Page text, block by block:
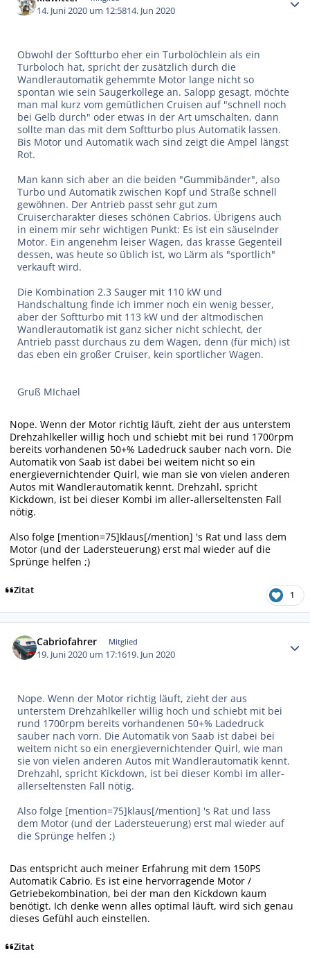
14. Juni 2020 um 12:5814. Jun 2020
Obwohl der Softturbo eher ein Turbolöchlein als ein
Turboloch hat, spricht der zusätzlich durch die
Wandlerautomatik gehemmte Motor lange nicht so
spontan wie sein Saugerkollege an. Salopp gesagt, möchte
man mal kurz vom gemütlichen Cruisen auf "schnell noch
bei Gelb durch" oder etwas in der Art umschalten, dann
sollte man das mit dem Softturbo plus Automatik lassen.
Bis Motor und Automatik wach sind zeigt die Ampel längst
Rot.
Man kann sich aber an die beiden "Gummibänder", also
Turbo und Automatik zwischen Kopf und Straße schnell
gewöhnen. Der Antrieb passt sehr gut zum
Cruisercharakter dieses schönen Cabrios. Übrigens auch
in einem mir sehr wichtigen Punkt: Es ist ein säuselnder
Motor. Ein angenehm leiser Wagen, das krasse Gegenteil
dessen, was heute so üblich ist, wo Lärm als "sportlich"
verkauft wird.
Die Kombination 2.3 Sauger mit 110 kW und
Handschaltung finde ich immer noch ein wenig besser,
aber der Softturbo mit 113 kW und der altmodischen
Wandlerautomatik ist ganz sicher nicht schlecht, der
Antrieb passt durchaus zu dem Wagen, denn (für mich) ist
das eben ein großer Cruiser, kein sportlicher Wagen.
Gruß MIchael
Nope. Wenn der Motor richtig läuft, zieht der aus unterstem
Drehzahlkeller willig hoch und schiebt mit bei rund 1700rpm
bereits vorhandenen 50+% Ladedruck sauber nach vorn. Die
Automatik von Saab ist dabei bei weitem nicht so ein
energievernichtender Quirl, wie man sie von vielen anderen
Autos mit Wandlerautomatik kennt. Drehzahl, spricht
Kickdown, ist bei dieser Kombi im aller-allerseltensten Fall
nötig.
Also folge [mention=75]klaus[/mention] 's Rat und lass dem
Motor (und der Ladersteuerung) erst mal wieder auf die
Sprünge helfen ;)
Zitat 1
Cabriofahrer Mitglied
19. Juni 2020 um 17:1619. Jun 2020
Nope. Wenn der Motor richtig läuft, zieht der aus
unterstem Drehzahlkeller willig hoch und schiebt mit bei
rund 1700rpm bereits vorhandenen 50+% Ladedruck
sauber nach vorn. Die Automatik von Saab ist dabei bei
weitem nicht so ein energievernichtender Quirl, wie man
sie von vielen anderen Autos mit Wandlerautomatik kennt.
Drehzahl, spricht Kickdown, ist bei dieser Kombi im aller-
allerseltensten Fall nötig.
Also folge [mention=75]klaus[/mention] 's Rat und lass
dem Motor (und der Ladersteuerung) erst mal wieder auf
die Sprünge helfen ;)
Das entspricht auch meiner Erfahrung mit dem 150PS
Automatik Cabrio. Es ist eine hervorragende Motor /
Getriebekombination, bei der man den Kickdown kaum
benötigt. Ich denke wenn alles optimal läuft, wird sich genau
dieses Gefühl auch einstellen.
Zitat